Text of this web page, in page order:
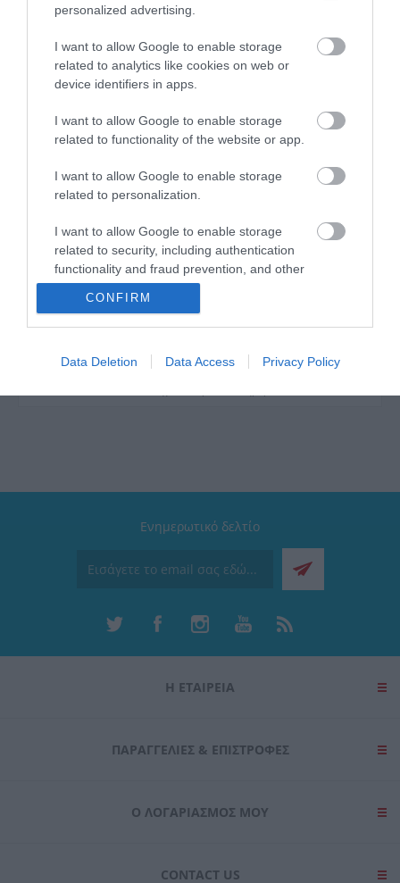
personalized advertising.
I want to allow Google to enable storage
related to analytics like cookies on web or
device identifiers in apps.
I want to allow Google to enable storage
related to functionality of the website or app.
I want to allow Google to enable storage
related to personalization.
I want to allow Google to enable storage
related to security, including authentication
functionality and fraud prevention, and other
user protection.
CONFIRM
Data Deletion Data Access Privacy Policy
Η επίλυση των προκλήσεων είναι η ίδια η βάση του ποιοι
είναι. Εξάλλου, στην αρχή, ο ιδρυτής τους, ο πλοίαρχος
Robert Fergusson, δεν ενδιαφέρεται ιδιαίτερα για τη βαφή.
Απλά ήθελε να κρατήσει το σκάφος του άθικτο. Γι 'αυτό,
όταν διαπίστωσε ότι μια τυχαία εκτόξευση ιχθυελαίου είχε
σταματήσει την αδιάκοπη εξάπλωση διάβρωσης στο
σκουριασμένο μεταλλικό κατάστρωμα του, το αναγνώρισε
RustOleum
να περάσει τα επόμενα χρόνια δημιουργώντας
το πρώτο σκουριασμένο προληπτικό χρώμα του κόσμου
Ενημερωτικό δελτίο
Η ΕΤΑΙΡΕΙΑ
ΠΑΡΑΓΓΕΛΊΕΣ & ΕΠΙΣΤΡΟΦΈΣ
Ο ΛΟΓΑΡΙΑΣΜΌΣ ΜΟΥ
CONTACT US